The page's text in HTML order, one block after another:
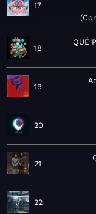
17
18
QUÉ
19
20
21
22